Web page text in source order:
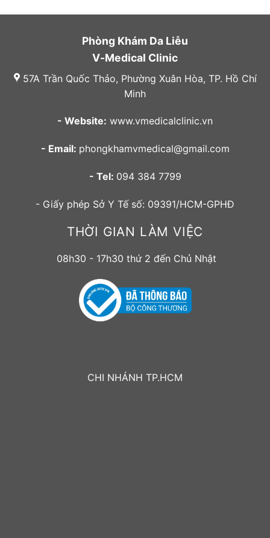
Phòng Khám Da Liễu
V-Medical Clinic
57A Trần Quốc Thảo, Phường Xuân Hòa, TP. Hồ Chí
Minh
- Website: www.vmedicalclinic.vn
- Email: phongkhamvmedical@gmail.com
- Tel: 094 384 7799
- Giấy phép Sở Y Tế số: 09391/HCM-GPHĐ
THỜI GIAN LÀM VIỆC
08h30 - 17h30 thứ 2 đến Chủ Nhật
CHI NHÁNH TP.HCM